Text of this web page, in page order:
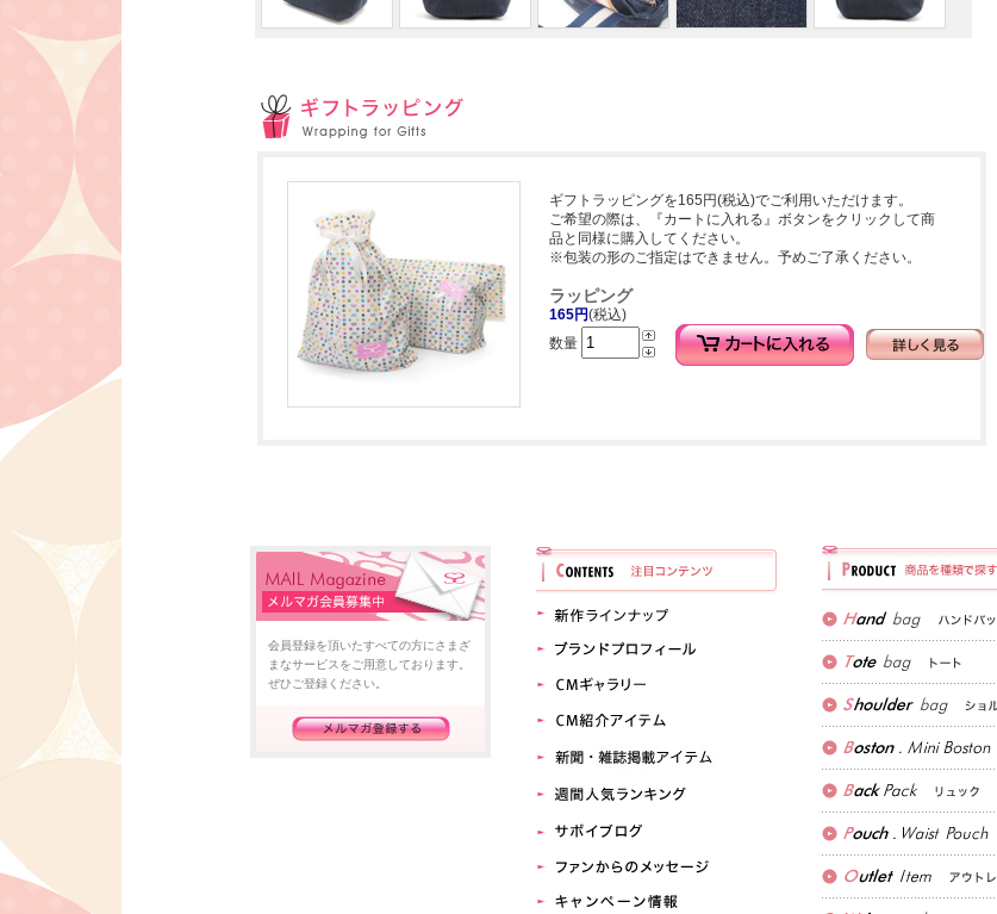
ギフトラッピングを165円(税込)でご利用いただけます。
ご希望の際は、『カートに入れる』ボタンをクリックして商
品と同様に購入してください。
※包装の形のご指定はできません。予めご了承ください。
ラッピング
165円(税込)
数量
会員登録を頂いたすべての方にさまざ
まなサービスをご用意しております。
ぜひご登録ください。